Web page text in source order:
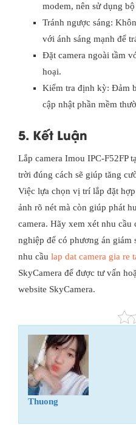
modem, nên sử dụng
Tránh ngược sáng:
với ánh sáng mạnh để
Đặt camera ngoài tầm
hoại.
Kiểm tra định kỳ: Đảm
cập nhật phần mềm
5. Kết Luận
Lắp camera Imou IPC-F52FP
trời đúng cách sẽ giúp tăng
Việc lựa chọn vị trí lắp đặt
ảnh rõ nét mà còn giúp phát
camera. Hãy xem xét nhu cầu
nghiệp để có phương án giám
nhu cầu lap dat camera gia re
SkyCamera để được tư vấn
website SkyCamera.
Thuong